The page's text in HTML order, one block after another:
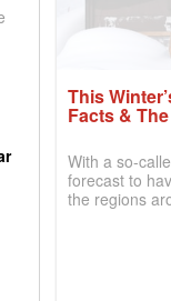
This
Facts &
With a so-
forecast to
the regions